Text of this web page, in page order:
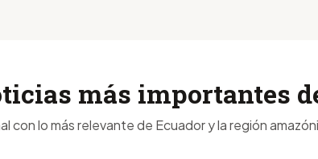
más importantes
con lo más relevante de Ecuador y la región